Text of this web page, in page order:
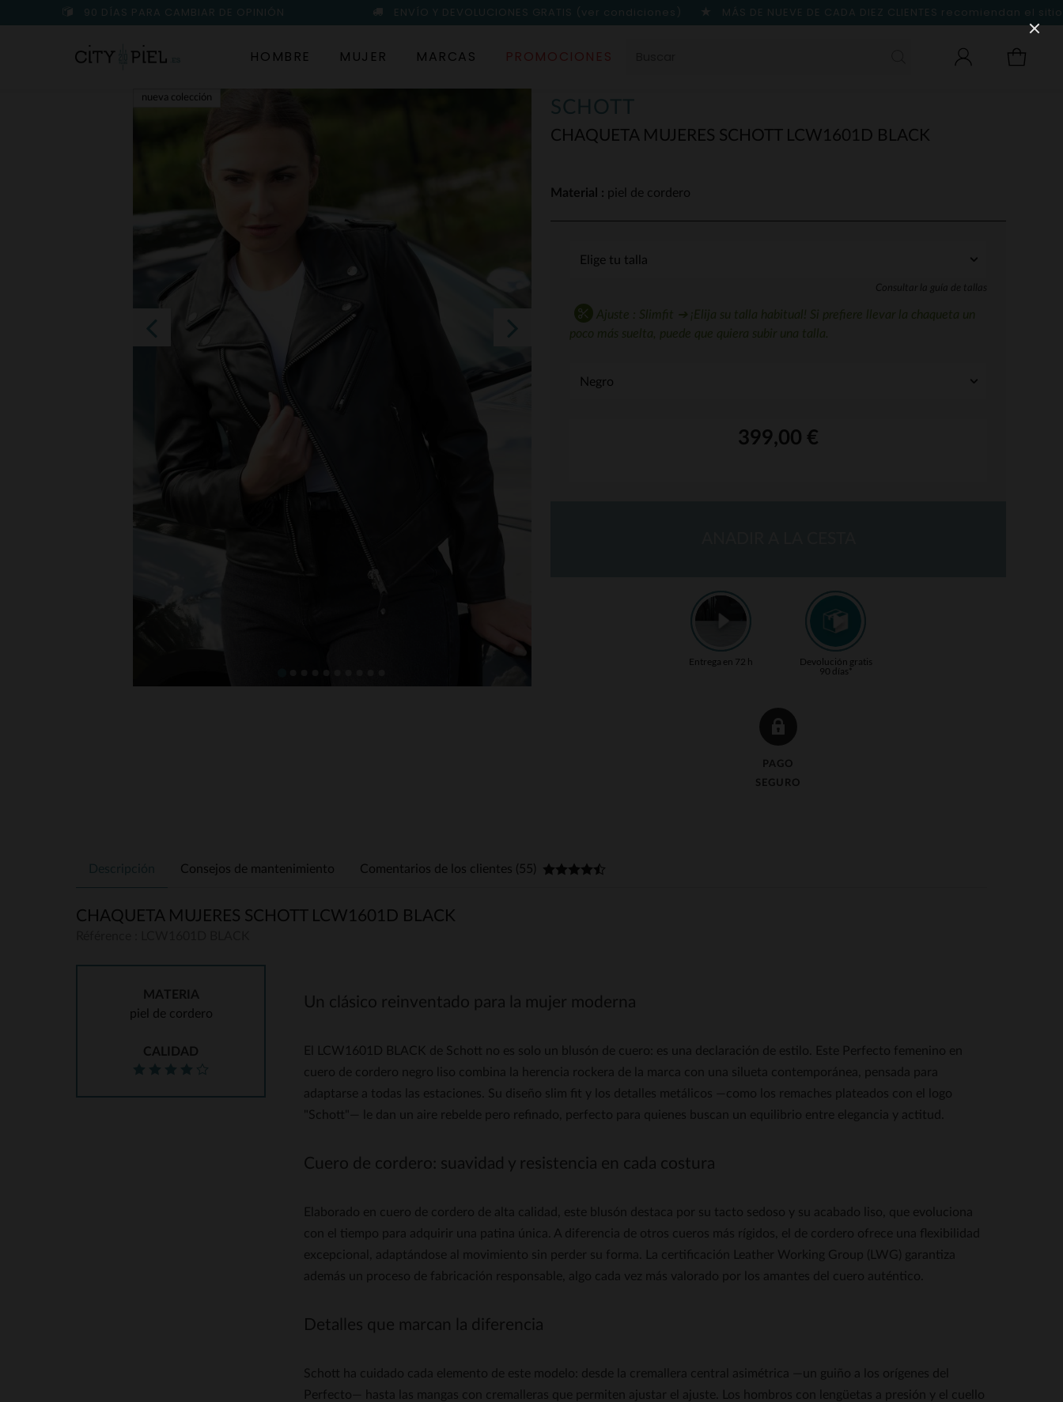
90 DÍAS PARA CAMBIAR DE OPINIÓN ENVÍO Y DEVOLUCIONES GRATIS (ver condiciones) MÁS DE NUEVE DE CADA DIEZ CLIENTES recomiendan el sitio
HOMBRE MUJER MARCAS PROMOCIONES
SCHOTT
CHAQUETA MUJERES SCHOTT LCW1601D BLACK
nueva colección
Material : piel de cordero
Consultar la guía de tallas
Ajuste : Slimfit ➔ ¡Elija su talla habitual! Si prefiere llevar la chaqueta un
poco más suelta, puede que quiera subir una talla.
399,00 €
PAGO
SEGURO
Descripción Consejos de mantenimiento Comentarios de los clientes (55)
CHAQUETA MUJERES SCHOTT LCW1601D BLACK
MATERIA
piel de cordero
CALIDAD
Un clásico reinventado para la mujer moderna
El LCW1601D BLACK de Schott no es solo un blusón de cuero: es una declaración de estilo. Este Perfecto femenino en
cuero de cordero negro liso combina la herencia rockera de la marca con una silueta contemporánea, pensada para
adaptarse a todas las estaciones. Su diseño slim fit y los detalles metálicos —como los remaches plateados con el logo
"Schott"— le dan un aire rebelde pero refinado, perfecto para quienes buscan un equilibrio entre elegancia y actitud.
Cuero de cordero: suavidad y resistencia en cada costura
Elaborado en cuero de cordero de alta calidad, este blusón destaca por su tacto sedoso y su acabado liso, que evoluciona
con el tiempo para adquirir una patina única. A diferencia de otros cueros más rígidos, el de cordero ofrece una flexibilidad
excepcional, adaptándose al movimiento sin perder su forma. La certificación Leather Working Group (LWG) garantiza
además un proceso de fabricación responsable, algo cada vez más valorado por los amantes del cuero auténtico.
Detalles que marcan la diferencia
Schott ha cuidado cada elemento de este modelo: desde la cremallera central asimétrica —un guiño a los orígenes del
Perfecto— hasta las mangas con cremalleras que permiten ajustar el ajuste. Los hombros con lengüetas a presión y el cuello